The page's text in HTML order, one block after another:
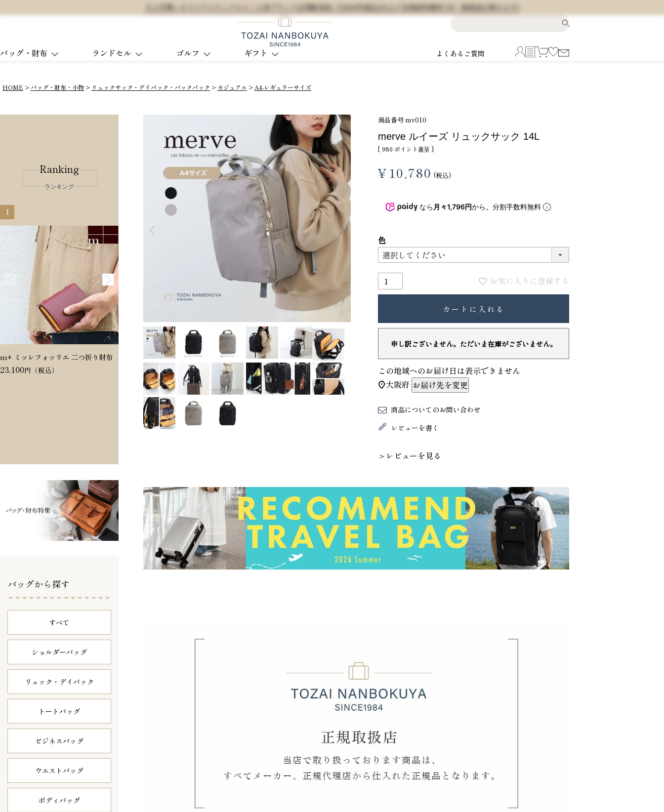
大人可愛いオリジナルランドセル / 人気ブランド正規販売店 / 5,500円(税込)以上で全国送料無料 (※一部商品を除きます)
バッグ・財布 ランドセル ゴルフ ギフト よくあるご質問
HOME バッグ・財布・小物 リュックサック・デイパック・バックパック カジュアル A4-レギュラーサイズ
Ranking
ランキング
1
m+ ミッレフォッリエ 二つ折り財布
23,100
Dakota ヴィタミーナ 二つ折り財布
20,350
3
PORTER ポーター ウィロー ウエス
トバッグ
25,300
GRIMM LAB アルファベット スエ
8,800
5
VIOLAdORO TRERO トレロ トー
トバッグ
バッグから探す
すべて
ショルダーバッグ
リュック・ デイパック
トートバッグ
ビジネスバッグ
ウエストバッグ
ボディバッグ
商品番号 mv010
merve ルイーズ リュックサック 14L
[980 ポイント進呈 ]
¥10,780 税込
なら 月々1,796円から。分割手数料無料
色
お気に入りに登録する
カートに入れる
申し訳ございません。ただいま在庫がございません。
この地域へのお届け日は表示できません
大阪府 お届け先を変更
商品についてのお問い合わせ
レビューを書く
＞レビューを見る